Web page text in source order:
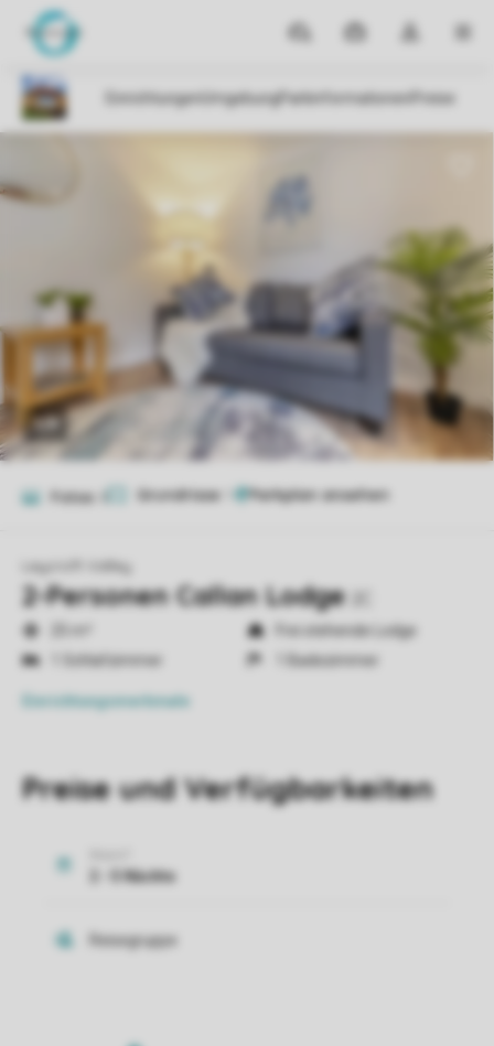
Reiseziele
Meine
Dropdown-
meines
öffnen
1/9
Fotos Grundrisse
Leycroft Valley
2-Personen Callan Lodge
Frei stehende Lodge
1 Schlafzimmer
1 Badezimmer
Einrichtungsmerkmale
Preise und Verfügbarkeiten